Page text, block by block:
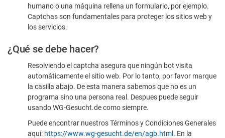
humano
humano o una máquina rellena un formulario, por ejemplo.
Captchas son fundamentales para proteger los sitios web y
los servicios.
¿Qué se debe hacer?
Resolviendo el captcha asegura que ningún bot visita
automáticamente el sitio web. Por lo tanto, por favor marque
la casilla abajo. De esta manera sabemos que no es un
programa sino una persona real. Despues puede seguir
usando WG-Gesucht.de como siempre.
Puede encontrar nuestros Términos y Condiciones Generales
aquí: https://www.wg-gesucht.de/en/agb.html . En la